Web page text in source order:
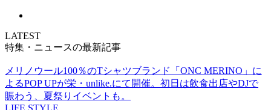
LATEST
特集・ニュースの最新記事
メリノウール100％のTシャツブランド「ONC MERINO」に
よるPOP UPが栄・unlike.にて開催。初日は飲食出店やDJで
賑わう、夏祭りイベントも。